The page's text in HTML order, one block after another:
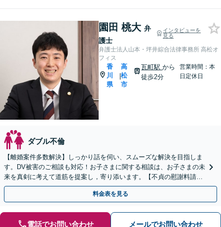
園田 桃大 弁
護士
インタビューを
見る
弁護士法人山本・坪井綜合法律事務所 高松オ
フィス
香
川
県
|
高
松
市
瓦町駅から
徒歩2分
営業時間：本
日定休日
ダブル不倫
【離婚案件多数解決】しっかり話を伺い、スムーズな解決を目指しま
す。DV被害のご相談も対応！お子さまに関する相談は、お子さまの未
来を真剣に考えて道筋を提案し，寄り添います。【不貞の慰謝料請
求】相手の動きを予測しながら最善の解決を模索します。
料金表を見る
電話でお問い合わせ メールでお問い合わせ